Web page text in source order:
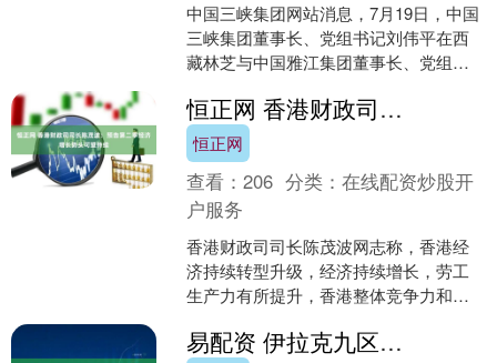
中国三峡集团网站消息，7月19日，中国
三峡集团董事长、党组书记刘伟平在西
藏林芝与中国雅江集团董事长、党组书
谈，双方就进一步深化.... 恒正网 香港财政司司长陈茂波：预告第二季经济增长势头可望持续
恒正网
查看：206 分类：在线配资炒股开
户服务
香港财政司司长陈茂波网志称，香港经
济持续转型升级，经济持续增长，劳工
生产力有所提升，香港整体竞争力和吸
二季经济增长预估数字，增....
易配资 伊拉克九区天然气中央处理设施项目顺利投运 中工国际获颁“卓越承包商”殊荣